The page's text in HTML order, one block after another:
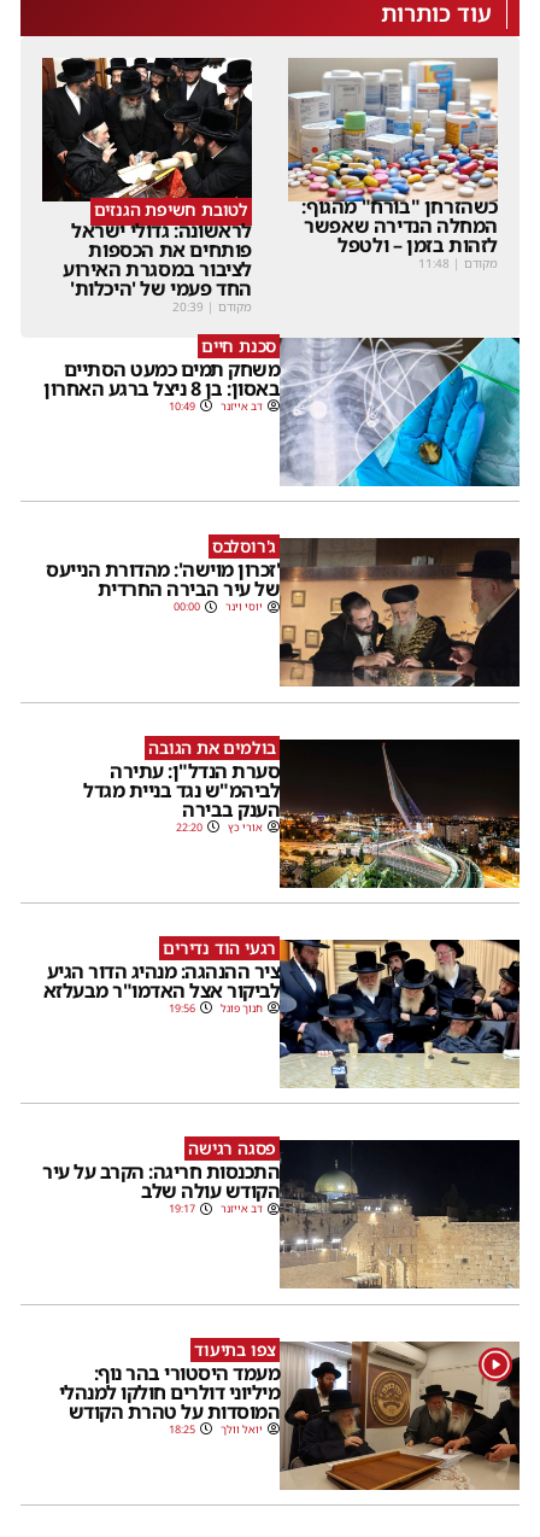
עוד כותרות
כשהזרחן "בורח" מהגוף:
המחלה הנדירה שאפשר
לזהות בזמן – ולטפל
מקודם |
11:48
לטובת חשיפת הגנזים
לראשונה: גדולי ישראל
פותחים את הכספות
לציבור במסגרת האירוע
החד פעמי של 'היכלות'
מקודם |
20:39
סכנת חיים
משחק תמים כמעט הסתיים
באסון: בן 8 ניצל ברגע האחרון
דב אייזנר 10:49
ג'רוסלבס
'זכרון מוישה': מהדורת הנייעס
של עיר הבירה החרדית
יוסי וינר 00:00
בולמים את הגובה
סערת הנדל"ן: עתירה
לביהמ"ש נגד בניית מגדל
הענק בבירה
אורי כץ 22:20
רגעי הוד נדירים
ציר ההנהגה: מנהיג הדור הגיע
לביקור אצל האדמו"ר מבעלזא
חנוך פוגל 19:56
פסגה רגישה
התכנסות חריגה: הקרב על עיר
הקודש עולה שלב
דב אייזנר 19:17
1 צפו בתיעוד
מעמד היסטורי בהר נוף:
מיליוני דולרים חולקו למנהלי
המוסדות על טהרת הקודש
יואל וולך 18:25